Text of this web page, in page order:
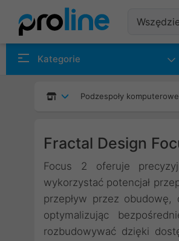
Kategorie
Podzespoły komputerowe
Fractal Design
Focus 2 oferuje
wykorzystać potencjał
przepływ przez
optymalizując
rozbudowywać dzięki